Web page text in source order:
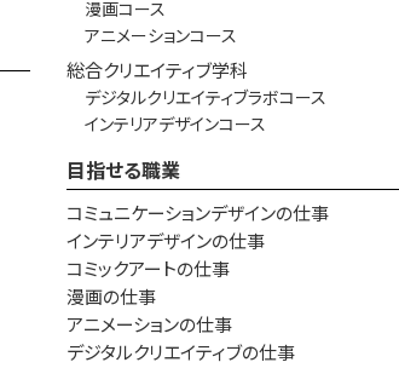
漫画コース
アニメーションコース
総合クリエイティブ学科
デジタルクリエイティブラボコース
インテリアデザインコース
目指せる職業
コミュニケーションデザインの仕事
インテリアデザインの仕事
コミックアートの仕事
漫画の仕事
アニメーションの仕事
デジタルクリエイティブの仕事